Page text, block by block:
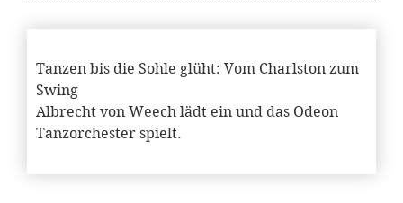
Tanzen bis die Sohle glüht: Vom Charlston zum
Swing
Albrecht von Weech lädt ein und das Odeon
Tanzorchester spielt.